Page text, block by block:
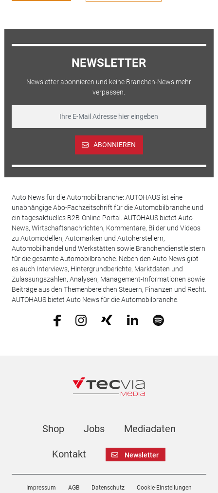
NEWSLETTER
Newsletter abonnieren und keine Branchen-News mehr
verpassen.
ABONNIEREN
Auto News für die Automobilbranche: AUTOHAUS ist eine
unabhängige Abo-Fachzeitschrift für die Automobilbranche und
ein tagesaktuelles B2B-Online-Portal. AUTOHAUS bietet Auto
News, Wirtschaftsnachrichten, Kommentare, Bilder und Videos
zu Automodellen, Automarken und Autoherstellern,
Automobilhandel und Werkstätten sowie Branchendienstleistern
für die gesamte Automobilbranche. Neben den Auto News gibt
es auch Interviews, Hintergrundberichte, Marktdaten und
Zulassungszahlen, Analysen, Management-Informationen sowie
Beiträge aus den Themenbereichen Steuern, Finanzen und Recht.
AUTOHAUS bietet Auto News für die Automobilbranche.
Shop Jobs Mediadaten
Kontakt Newsletter
Impressum AGB Datenschutz Cookie-Einstellungen